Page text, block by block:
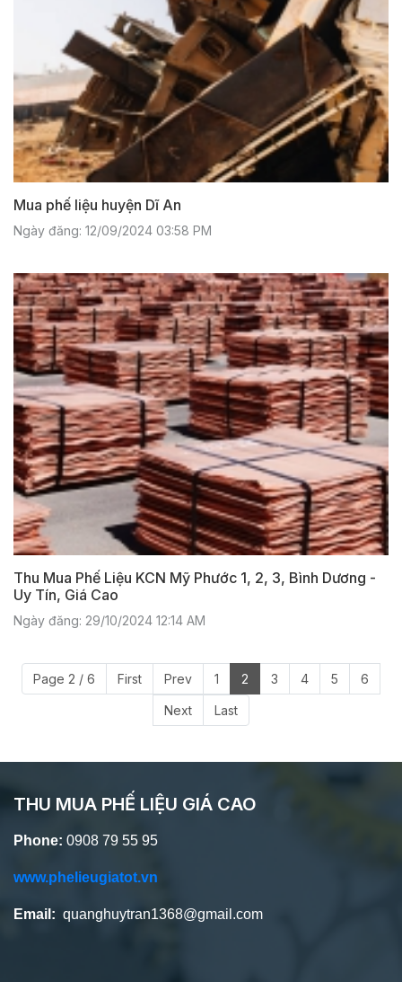
Mua phế liệu huyện Dĩ An
Ngày đăng: 12/09/2024 03:58 PM
Thu Mua Phế Liệu KCN Mỹ Phước 1, 2, 3, Bình Dương -
Uy Tín, Giá Cao
Ngày đăng: 29/10/2024 12:14 AM
Page 2 / 6 First Prev 1 2 3 4 5 6
Next Last
THU MUA PHẾ LIỆU GIÁ CAO
Phone: 0908 79 55 95
www.phelieugiatot.vn
Email: quanghuytran1368@gmail.com